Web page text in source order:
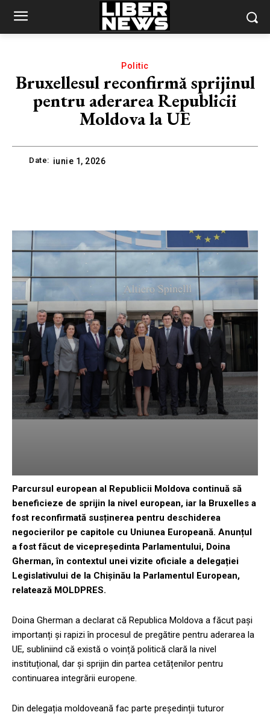
Politic
Bruxellesul reconfirmă sprijinul
pentru aderarea Republicii
Moldova la UE
Date: iunie 1, 2026
Parcursul european al Republicii Moldova continuă să
beneficieze de sprijin la nivel european, iar la Bruxelles a
fost reconfirmată susținerea pentru deschiderea
negocierilor pe capitole cu Uniunea Europeană. Anunțul
a fost făcut de vicepreședinta Parlamentului, Doina
Gherman, în contextul unei vizite oficiale a delegației
Legislativului de la Chișinău la Parlamentul European,
relatează MOLDPRES.
Doina Gherman a declarat că Republica Moldova a făcut pași
importanți și rapizi în procesul de pregătire pentru aderarea la
UE, subliniind că există o voință politică clară la nivel
instituțional, dar și sprijin din partea cetățenilor pentru
continuarea integrării europene.
Din delegația moldoveană fac parte președinții tuturor